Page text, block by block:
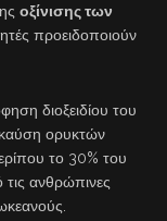
οξίνισης των
προειδοποιούν
διοξειδίου του
ορυκτών
το 30% του
ανθρώπινες